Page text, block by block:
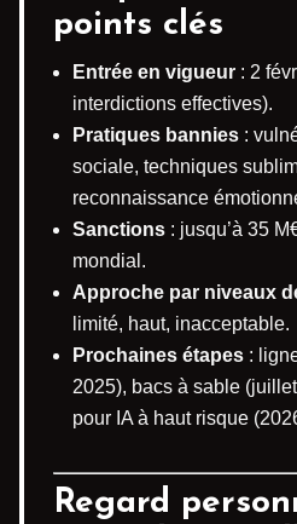
points clés
Entrée en vigueur : 2
interdictions effectives).
Pratiques bannies :
sociale, techniques
reconnaissance
Sanctions : jusqu’à 35
mondial.
Approche par niveaux
limité, haut, inacceptable.
Prochaines étapes :
2025), bacs à sable
pour IA à haut risque
Regard